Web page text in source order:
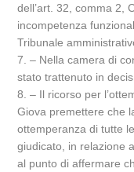
dell’art. 32, comma 2,
incompetenza
Tribunale
7. – Nella camera di
stato trattenuto in
8. – Il ricorso per
Giova premettere che
ottemperanza di tutte
giudicato, in relazione
al punto di affermare